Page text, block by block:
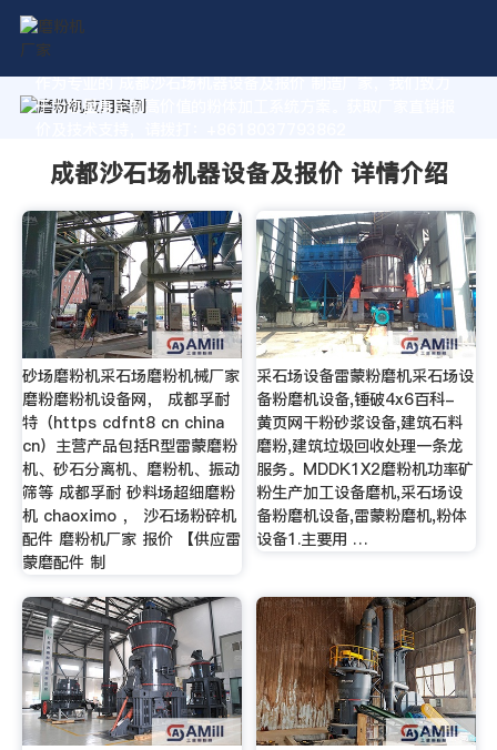
作为专业的 成都沙石场机器设备及报价 制造厂家，我们致力
于为您量身定制高价值的粉体加工系统方案。获取厂家直销报
成都沙石场机器设备及报价 详情介绍
砂场磨粉机采石场磨粉机械厂家
磨粉磨粉机设备网， 成都孚耐
特（https cdfnt8 cn china
cn）主营产品包括R型雷蒙磨粉
机、砂石分离机、磨粉机、振动
筛等 成都孚耐 砂料场超细磨粉
机 chaoximo ， 沙石场粉碎机
配件 磨粉机厂家 报价 【供应雷
蒙磨配件 制
采石场设备雷蒙粉磨机采石场设
备粉磨机设备,锤破4x6百科-
黄页网干粉砂浆设备,建筑石料
磨粉,建筑垃圾回收处理一条龙
服务。MDDK1X2磨粉机功率矿
粉生产加工设备磨机,采石场设
备粉磨机设备,雷蒙粉磨机,粉体
设备1.主要用 …